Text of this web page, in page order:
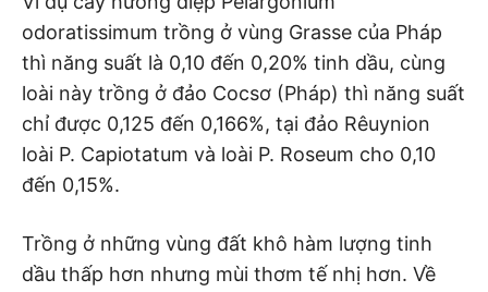
odoratissimum trồng ở vùng Grasse của Pháp
thì năng suất là 0,10 đến 0,20% tinh dầu, cùng
loài này trồng ở đảo Cocsơ (Pháp) thì năng suất
chỉ được 0,125 đến 0,166%, tại đảo Rêuynion
loài P. Capiotatum và loài P. Roseum cho 0,10
đến 0,15%.
Trồng ở những vùng đất khô hàm lượng tinh
dầu thấp hơn nhưng mùi thơm tế nhị hơn. Về